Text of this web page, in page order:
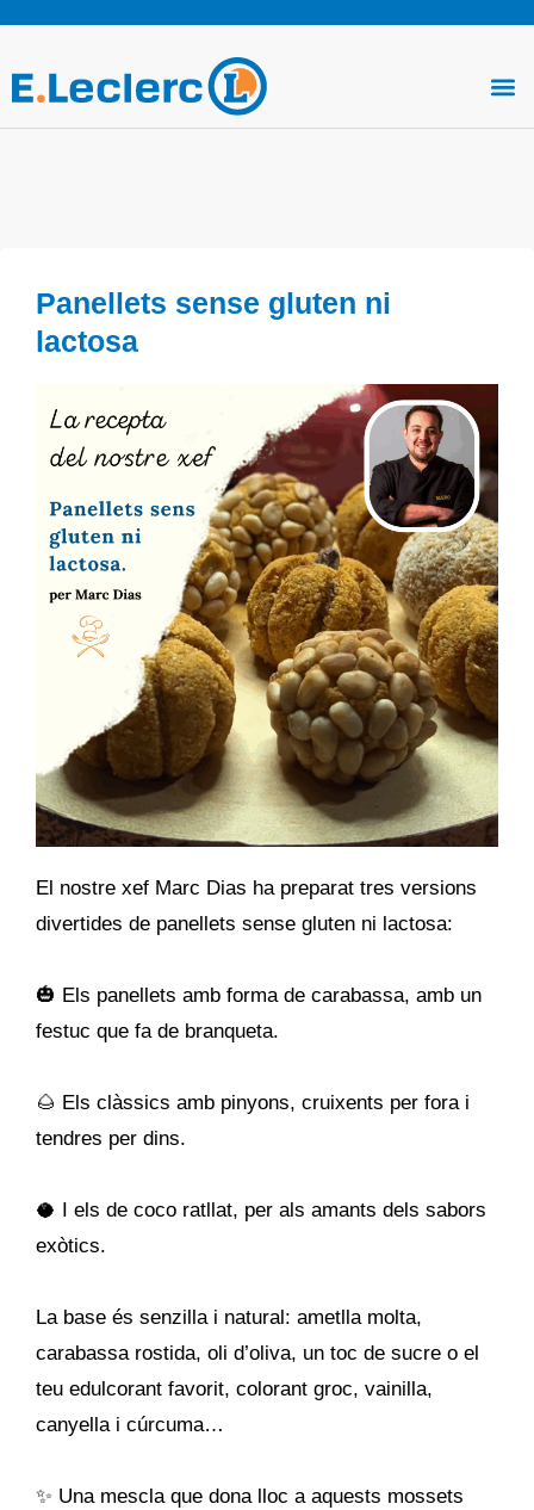
contingut
Panellets sense gluten ni
lactosa
El nostre xef Marc Dias ha preparat tres versions
divertides de panellets sense gluten ni lactosa:
🎃 Els panellets amb forma de carabassa, amb un
festuc que fa de branqueta.
🌰 Els clàssics amb pinyons, cruixents per fora i
tendres per dins.
🥥 I els de coco ratllat, per als amants dels sabors
exòtics.
La base és senzilla i natural: ametlla molta,
carabassa rostida, oli d’oliva, un toc de sucre o el
teu edulcorant favorit, colorant groc, vainilla,
canyella i cúrcuma…
✨ Una mescla que dona lloc a aquests mossets